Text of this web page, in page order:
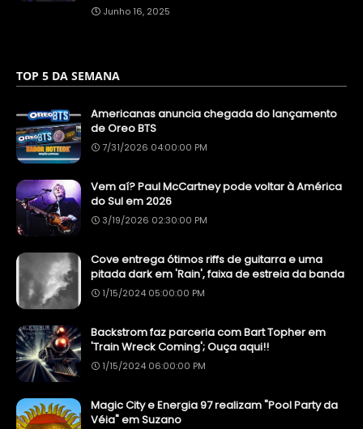
Junho 16, 2025
TOP 5 DA SEMANA
Americanas anuncia chegada do lançamento
de Oreo BTS
7/31/2026 04:00:00 PM
Vem aí? Paul McCartney pode voltar à América
do Sul em 2026
3/19/2026 02:30:00 PM
Cove entrega ótimos riffs de guitarra e uma
pitada dark em 'Rain', faixa de estreia da banda
1/15/2024 05:00:00 PM
Backstrom faz parceria com Bart Topher em
'Train Wreck Coming'; Ouça aqui!!
1/15/2024 06:00:00 PM
Magic City e Energia 97 realizam "Pool Party da
Véia" em Suzano